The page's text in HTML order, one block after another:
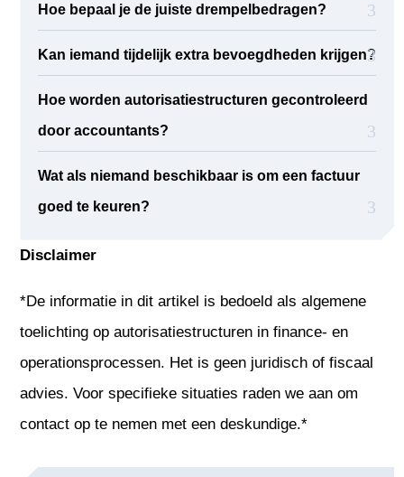
Hoe bepaal je de juiste drempelbedragen?
Kan iemand tijdelijk extra bevoegdheden krijgen?
Hoe worden autorisatiestructuren gecontroleerd
door accountants?
Wat als niemand beschikbaar is om een factuur
goed te keuren?
Disclaimer
*De informatie in dit artikel is bedoeld als algemene
toelichting op autorisatiestructuren in finance- en
operationsprocessen. Het is geen juridisch of fiscaal
advies. Voor specifieke situaties raden we aan om
contact op te nemen met een deskundige.*